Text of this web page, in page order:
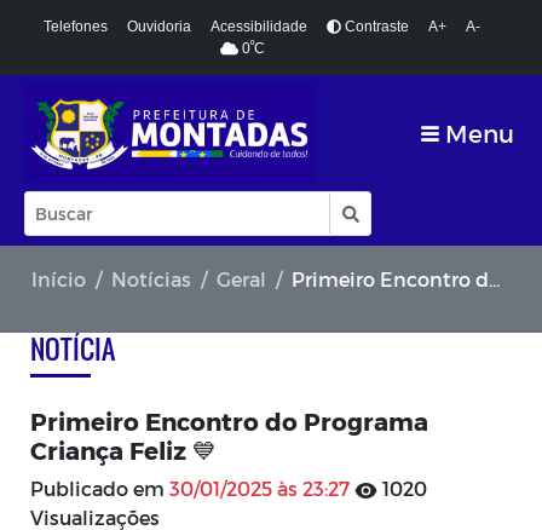
Telefones Ouvidoria Acessibilidade Contraste A+
A-
0ºC
Menu
Início Notícias Geral Primeiro Encontro do Programa Criança Feliz 💙
NOTÍCIA
Primeiro Encontro do Programa
Criança Feliz 💙
Publicado em 30/01/2025 às 23:27
1020
Visualizações